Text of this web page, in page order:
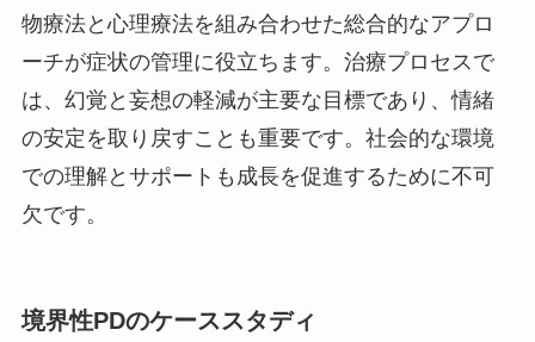
物療法と心理療法を組み合わせた総合的なアプロ
ーチが症状の管理に役立ちます。治療プロセスで
は、幻覚と妄想の軽減が主要な目標であり、情緒
の安定を取り戻すことも重要です。社会的な環境
での理解とサポートも成長を促進するために不可
欠です。
境界性PDのケーススタディ